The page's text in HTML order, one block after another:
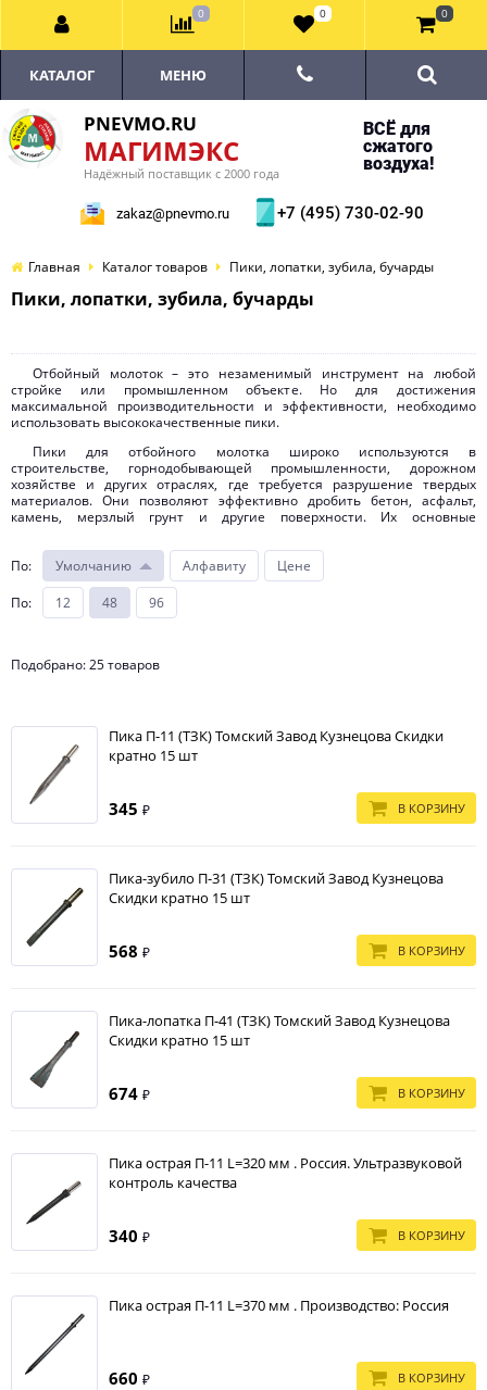
PNEVMO.RU
МАГИМЭКС
Надёжный поставщик с 2000 года
ВСЁ для
сжатого
воздуха!
zakaz@pnevmo.ru +7 (495) 730-02-90
КАТАЛОГ МЕНЮ
Главная Каталог товаров Пики, лопатки, зубила, бучарды
Пики, лопатки, зубила, бучарды
Отбойный молоток – это незаменимый инструмент на любой
стройке или промышленном объекте. Но для достижения
максимальной производительности и эффективности, необходимо
использовать высококачественные пики.
Пики для отбойного молотка широко используются в
строительстве, горнодобывающей промышленности, дорожном
хозяйстве и других отраслях, где требуется разрушение твердых
материалов. Они позволяют эффективно дробить бетон, асфальт,
камень, мерзлый грунт и другие поверхности. Их основные
Высокая производительность: позволяют быстро и эффективно
разрушать даже самые твердые материалы.
Долговечность: благодаря использованию высококачественных
материалов и специальной обработке обладают повышенной
Универсальность: широкий ассортимент позволяет подобрать
Если вы хотите купить по оптимальным ценам пневматические
инструменты, которые обеспечат высокую производительность и
долговечность вашего инструмента, обращайтесь в компанию
"МАГИМЭКС". Мы гарантируем качество нашей продукции и
предлагаем лучшие условия сотрудничества.
По: Умолчанию Алфавиту
Цене
По: 12 48 96
Подобрано: 25 товаров
Пика П-11 (ТЗК) Томский Завод Кузнецова Скидки
кратно 15 шт
345 ₽ В КОРЗИНУ
Пика-зубило П-31 (ТЗК) Томский Завод Кузнецова
Скидки кратно 15 шт
568 ₽ В КОРЗИНУ
Пика-лопатка П-41 (ТЗК) Томский Завод Кузнецова
Скидки кратно 15 шт
674 ₽ В КОРЗИНУ
Пика острая П-11 L=320 мм . Россия. Ультразвуковой
контроль качества
340 ₽ В КОРЗИНУ
Пика острая П-11 L=370 мм . Производство: Россия
660 ₽ В КОРЗИНУ
0 0 0